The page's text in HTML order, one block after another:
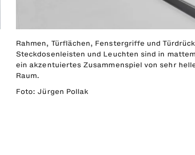
Rahmen, Türflächen, Fenstergriffe und
Steckdosenleisten und Leuchten sind in
ein akzentuiertes Zusammenspiel von sehr
Raum.
Foto: Jürgen Pollak